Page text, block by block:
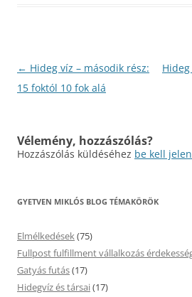
Bejegyzés
navigáció
← Hideg víz – második rész:
15 foktól 10 fok alá
Vélemény, hozzászólás?
Hozzászólás küldéséhez be kell
GYETVEN MIKLÓS BLOG TÉMAKÖRÖK
Elmélkedések(75)
Fullpost fulfillment vállalkozás
Gatyás futás(17)
Hidegvíz és társai(17)